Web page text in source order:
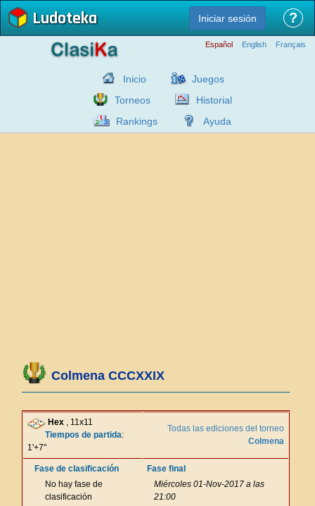
Ludoteka Iniciar sesión ?
Español English Français
Inicio
Juegos
Torneos
Historial
Rankings
Ayuda
Colmena CCCXXIX
Hex , 11x11
Tiempos de partida:
1'+7"
Todas las ediciones del torneo
Colmena
Fase de clasificación
No hay fase de
clasificación
Fase final
Miércoles 01-Nov-2017 a las
21:00